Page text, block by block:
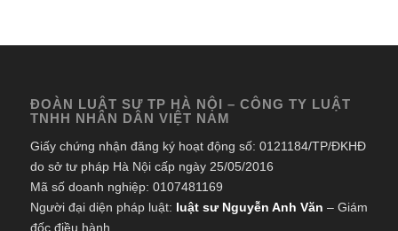
ĐOÀN LUẬT SƯ TP HÀ NỘI – CÔNG TY LUẬT
TNHH NHÂN DÂN VIỆT NAM
Giấy chứng nhận đăng ký hoạt động số: 0121184/TP/ĐKHĐ
do sở tư pháp Hà Nội cấp ngày 25/05/2016
Mã số doanh nghiệp: 0107481169
Người đại diện pháp luật: luật sư Nguyễn Anh Văn – Giám
đốc điều hành